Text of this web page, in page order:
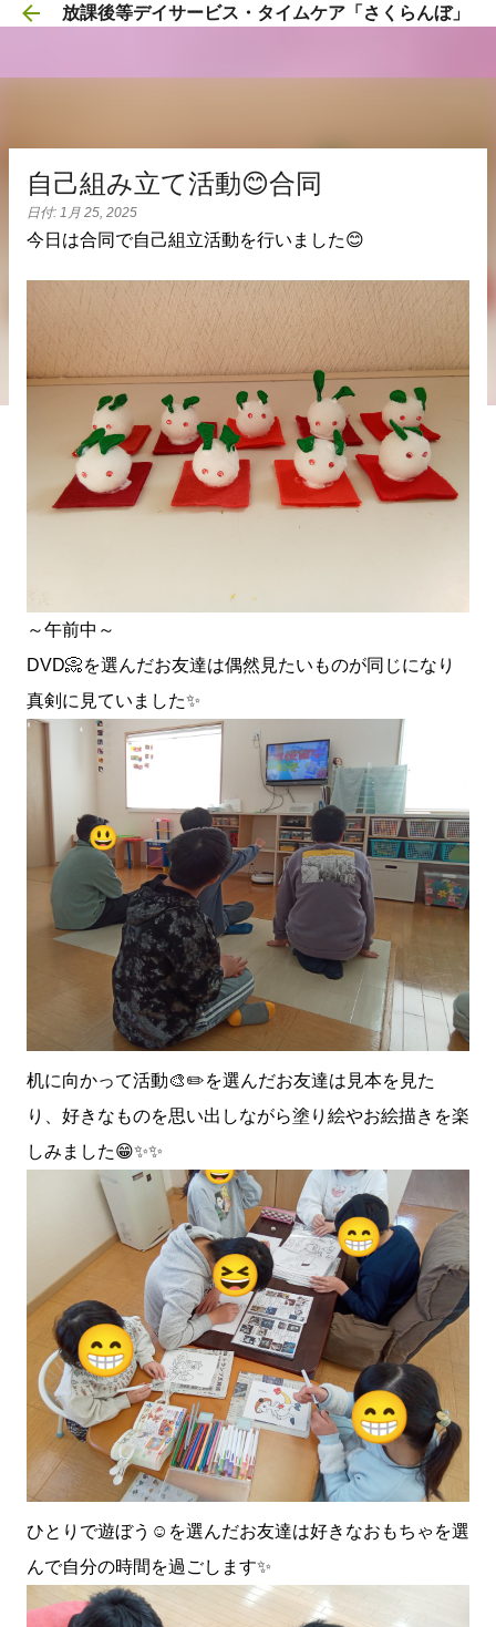
スキップしてメイン コンテンツに移動
放課後等デイサービス・タイムケア「さくらんぼ」
自己組み立て活動😊合同
日付: 1月 25, 2025
今日は合同で自己組立活動を行いました😊
～午前中～
DVD📀を選んだお友達は偶然見たいものが同じになり
真剣に見ていました✨
机に向かって活動🎨✏️を選んだお友達は見本を見た
り、好きなものを思い出しながら塗り絵やお絵描きを楽
しみました😁✨✨
ひとりで遊ぼう☺️を選んだお友達は好きなおもちゃを選
んで自分の時間を過ごします✨